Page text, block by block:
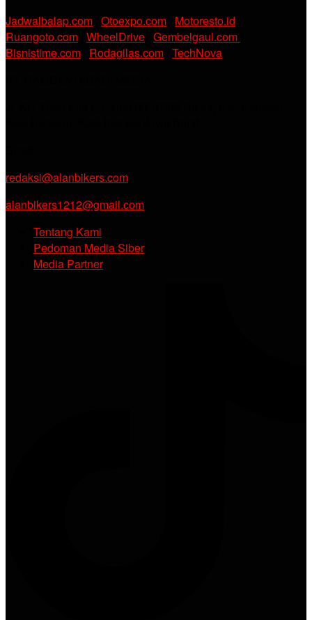
Jadwalbalap.com Otoexpo.com Motoresto.id
Ruangoto.com WheelDrive Gembelgaul.com
Bisnistime.com Rodagilas.com TechNova
redaksi@alanbikers.com
alanbikers1212@gmail.com
Tentang Kami
Pedoman Media Siber
Media Partner